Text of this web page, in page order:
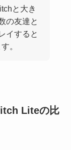
と大き
の友達と
イすると
。
Liteの比